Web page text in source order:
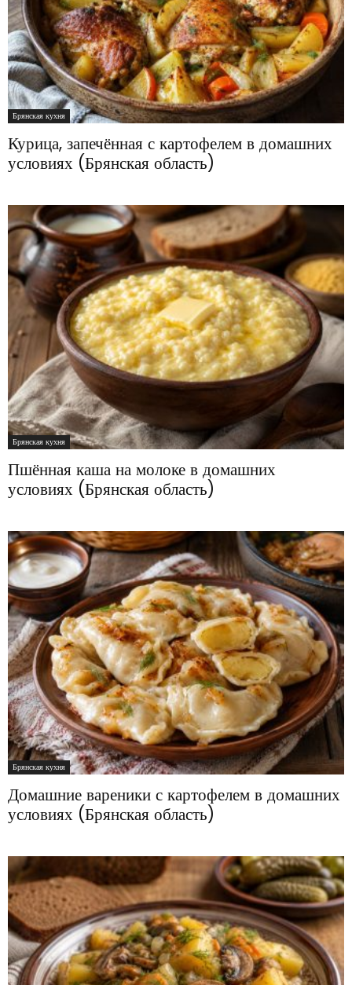
Брянская кухня
Курица, запечённая с картофелем в домашних
условиях (Брянская область)
Брянская кухня
Пшённая каша на молоке в домашних
условиях (Брянская область)
Брянская кухня
Домашние вареники с картофелем в домашних
условиях (Брянская область)